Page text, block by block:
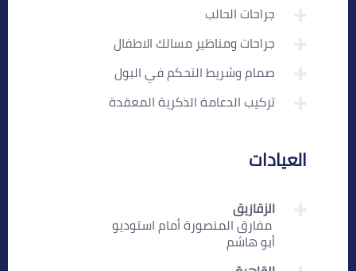
جراحات الحالب
جراحات ومناظير مسالك الاطفال
صمام وشريط التحكم في البول
تركيب الدعامة الذكرية المعقدة
العيادات
الزقازيق
‏ مفارق المنصورة أمام استوديو
أبو هاشم